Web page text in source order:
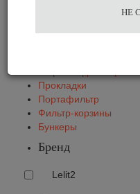
Фильтр-
Прокладки
Портафильтр
Фильтр-корзины
Бункеры
Бренд
Lelit2
НЕ